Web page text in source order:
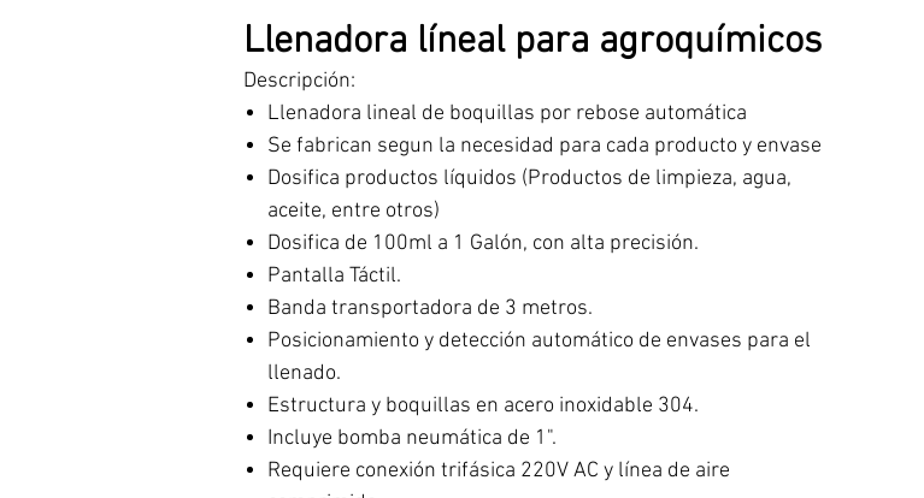
Llenadora líneal para agroquímicos
Descripción:
Llenadora lineal de boquillas por rebose automática
Se fabrican segun la necesidad para cada producto y envase
Dosifica productos líquidos (Productos de limpieza, agua,
aceite, entre otros)
Dosifica de 100ml a 1 Galón, con alta precisión.
Pantalla Táctil.
Banda transportadora de 3 metros.
Posicionamiento y detección automático de envases para el
llenado.
Estructura y boquillas en acero inoxidable 304.
Incluye bomba neumática de 1".
Requiere conexión trifásica 220V AC y línea de aire